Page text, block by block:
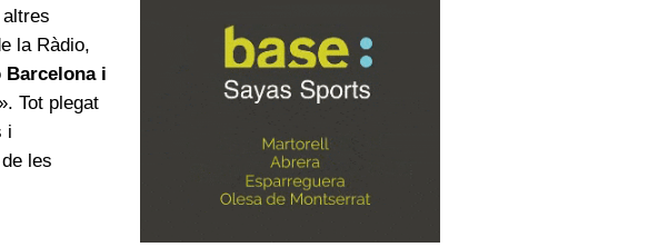
la Ràdio,
i
Tot plegat
i
les